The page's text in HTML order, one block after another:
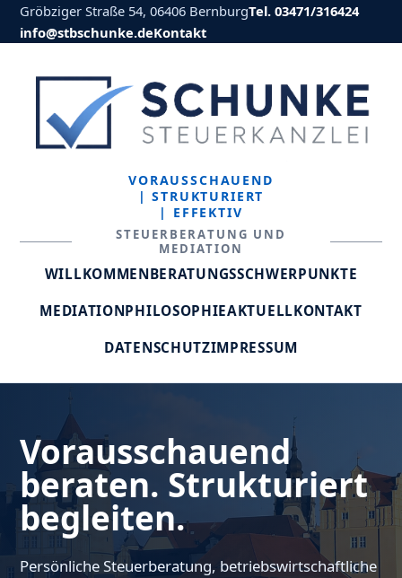
Gröbziger Straße 54, 06406 BernburgTel. 03471/316424
info@stbschunke.deKontakt
VORAUSSCHAUEND
| STRUKTURIERT
| EFFEKTIV
STEUERBERATUNG UND
MEDIATION
WILLKOMMENBERATUNGSSCHWERPUNKTE
MEDIATIONPHILOSOPHIEAKTUELLKONTAKT
DATENSCHUTZIMPRESSUM
Vorausschauend
beraten. Strukturiert
begleiten.
Persönliche Steuerberatung, betriebswirtschaftliche